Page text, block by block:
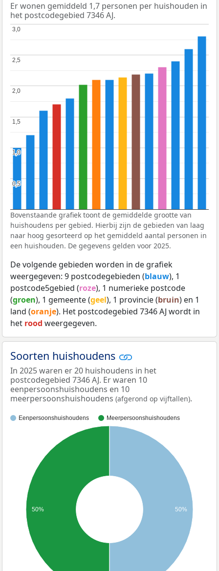
Er wonen gemiddeld 1,7 personen per huishouden in
het postcodegebied 7346 AJ.
0,5
0,5
1,0
1,0
1,5
1,5
2,0
2,0
2,5
2,5
3,0
3,0
Bovenstaande grafiek toont de gemiddelde grootte van
huishoudens per gebied. Hierbij zijn de gebieden van laag
naar hoog gesorteerd op het gemiddeld aantal personen in
een huishouden. De gegevens gelden voor 2025.
De volgende gebieden worden in de grafiek
weergegeven: 9 postcodegebieden (blauw), 1
postcode5gebied (roze), 1 numerieke postcode
(groen), 1 gemeente (geel), 1 provincie (bruin) en 1
land (oranje). Het postcodegebied 7346 AJ wordt in
het rood weergegeven.
Soorten huishoudens
In 2025 waren er 20 huishoudens in het
postcodegebied 7346 AJ. Er waren 10
eenpersoonshuishoudens en 10
meerpersoonshuishoudens (afgerond op vijftallen).
Eenpersoonshuishoudens Meerpersoonshuishoudens
50% 50%